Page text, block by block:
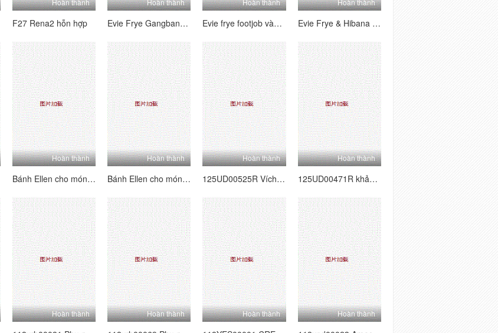
Hoàn thành
F27 Rena2 hỗn hợp
Hoàn thành
Evie Frye Gangbang Footfuck
Hoàn thành
Evie frye footjob vào miệng Hibana
Hoàn thành
Evie Frye & Hibana Double Footjob
Hoàn thành
Bánh Ellen cho món tráng miệng 4 (4K)
Hoàn thành
Bánh Ellen cho món tráng miệng 3 (4K)
Hoàn thành
125UD00525R Vích loạn 7 người cha và mẹ kế ma quỷ
Hoàn thành
125UD00471R khảm kỹ thuật số Slut 8 tốt nhất
Hoàn thành Hoàn thành Hoàn thành Hoàn thành